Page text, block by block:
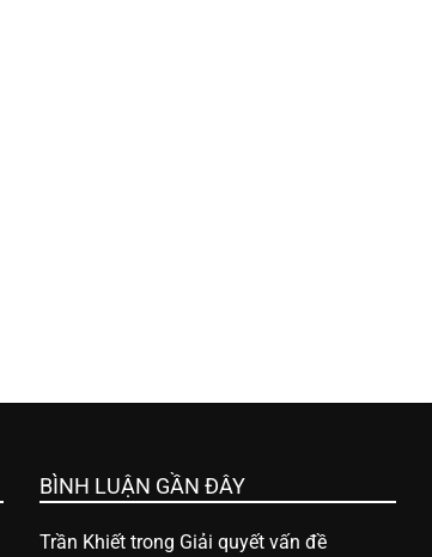
BÌNH LUẬN GẦN ĐÂY
Trần Khiếttrong Giải quyết vấn đề